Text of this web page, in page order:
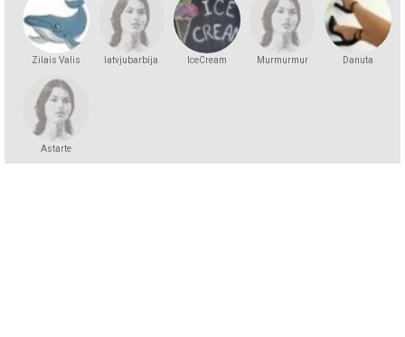
Zilais Valis latvjubarbija IceCream Murmurmur Danuta
Astarte